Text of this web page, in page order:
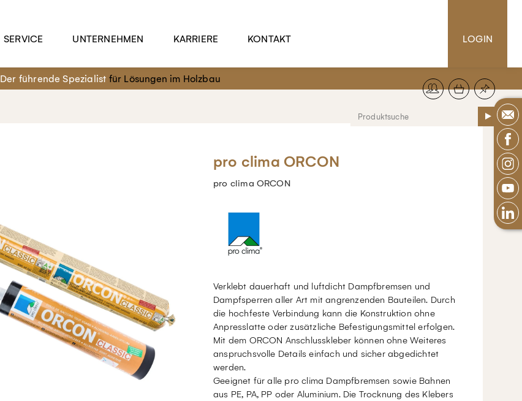
SERVICE UNTERNEHMEN KARRIERE KONTAKT LOGIN
Der führende Spezialist für Lösungen im Holzbau
pro clima ORCON
pro clima ORCON
Verklebt dauerhaft und luftdicht Dampfbremsen und
Dampfsperren aller Art mit angrenzenden Bauteilen. Durch
die hochfeste Verbindung kann die Konstruktion ohne
Anpresslatte oder zusätzliche Befestigungsmittel erfolgen.
Mit dem ORCON Anschlusskleber können ohne Weiteres
anspruchsvolle Details einfach und sicher abgedichtet
werden.
Geeignet für alle pro clima Dampfbremsen sowie Bahnen
aus PE, PA, PP oder Aluminium. Die Trocknung des Klebers